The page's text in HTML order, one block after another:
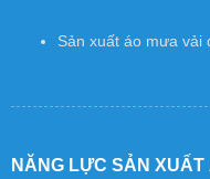
Sản xuất áo mưa vải
NĂNG LỰC SẢN XUẤT